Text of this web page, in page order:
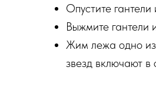
Опустите
Выжмите гантели
Жим лежа одно из
звезд включают